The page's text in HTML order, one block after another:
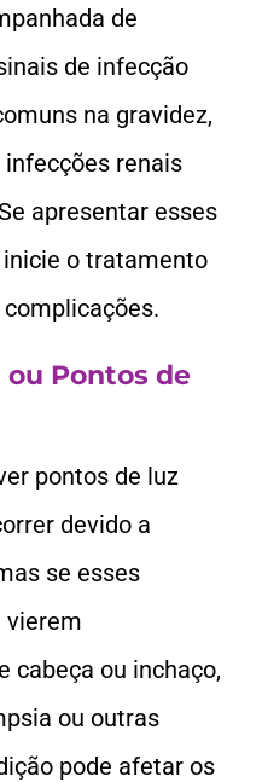
de
de infecção
na gravidez,
renais
apresentar esses
o tratamento
ou Pontos de
pontos de luz
devido a
se esses
vierem
cabeça ou inchaço,
ou outras
pode afetar os